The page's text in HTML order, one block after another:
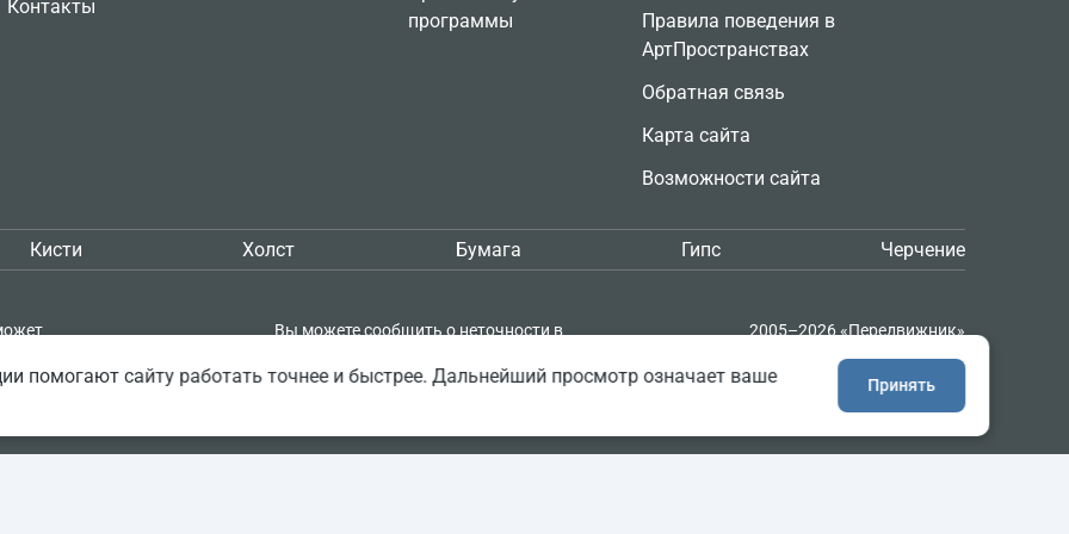
Контакты
программы
Правила поведения в
АртПространствах
Обратная связь
Карта сайта
Возможности сайта
Кисти Холст Бумага Гипс Черчение
проверять
Вы можете сообщить о неточности в
нажмите Shift + Enter
2005–2026 «Передвижник»
Progressive Media
помогают сайту работать точнее и быстрее. Дальнейший просмотр означает ваше
Принять